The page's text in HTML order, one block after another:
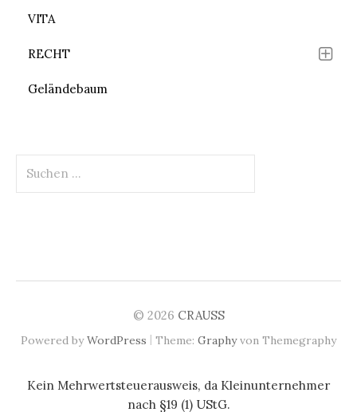
VITA
RECHT
Geländebaum
nach:
© 2026 CRAUSS
Powered byWordPress | Theme: Graphyvon Themegraphy
Kein Mehrwertsteuerausweis, da Kleinunternehmer
nach §19 (1) UStG.